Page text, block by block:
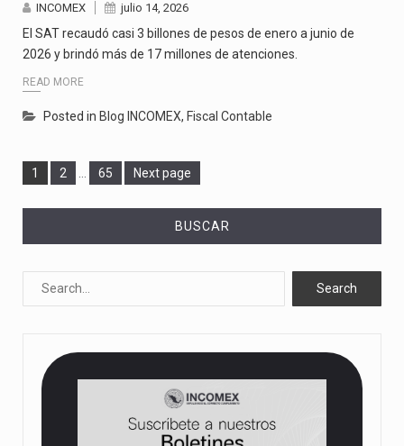
INCOMEX julio 14, 2026
El SAT recaudó casi 3 billones de pesos de enero a junio de
2026 y brindó más de 17 millones de atenciones.
READ MORE
Posted in Blog INCOMEX, Fiscal Contable
Page
1 Page
2 Page
65 Next page
BUSCAR